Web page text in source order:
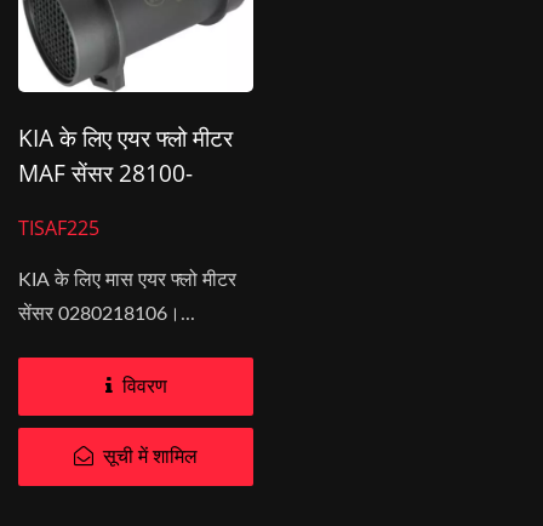
KIA के लिए एयर फ्लो मीटर
MAF सेंसर 28100-
TISAF225
KIA के लिए मास एयर फ्लो मीटर
सेंसर 0280218106।...
विवरण
सूची में शामिल